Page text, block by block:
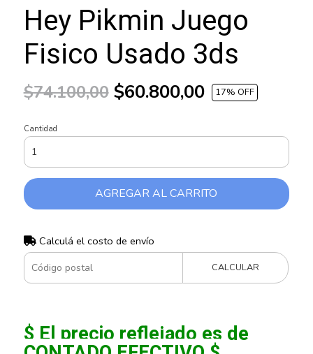
Hey Pikmin Juego
Fisico Usado 3ds
$74.100,00$60.800,00 17% OFF
Cantidad
AGREGAR AL CARRITO
Calculá el costo de envío
CALCULAR
$ El precio reflejado es de